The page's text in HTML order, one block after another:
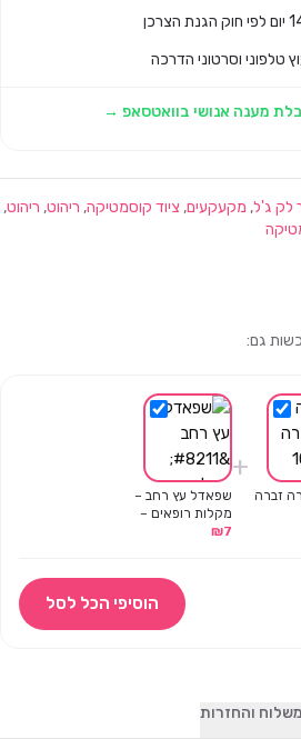
טלפוני וסרטוני הדרכה
מענה אנושי בוואטסאפ →
לק ג'ל, מקעקעים, ציוד קוסמטיקה, ריהוט, ריהוט,
גם:
זברה
+
שפאדל עץ רחב –
מקלות רופאים –
100 יח'
₪7
הוסיפי הכל לסל
משלוח והחזרות